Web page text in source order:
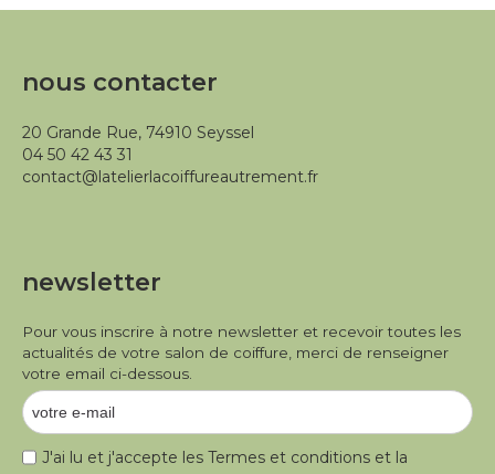
nous contacter
20 Grande Rue, 74910 Seyssel
04 50 42 43 31
contact@latelierlacoiffureautrement.fr
newsletter
Pour vous inscrire à notre newsletter et recevoir toutes les
actualités de votre salon de coiffure, merci de renseigner
votre email ci-dessous.
J'ai lu et j'accepte les Termes et conditions et la